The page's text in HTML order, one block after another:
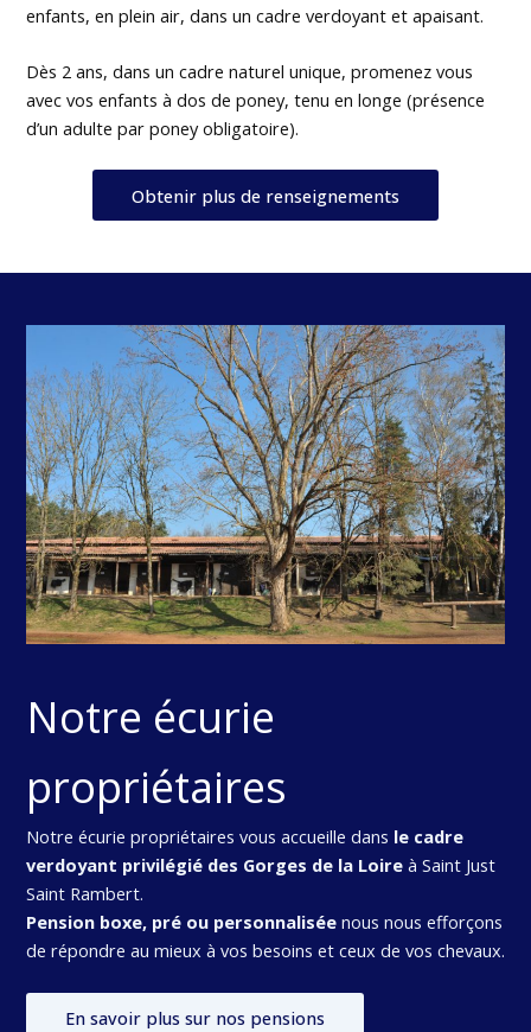
enfants, en plein air, dans un cadre verdoyant et apaisant.
Dès 2 ans, dans un cadre naturel unique, promenez vous
avec vos enfants à dos de poney, tenu en longe (présence
d’un adulte par poney obligatoire).
Obtenir plus de renseignements
Notre écurie
propriétaires
Notre écurie propriétaires vous accueille dans le cadre
verdoyant privilégié des Gorges de la Loireà Saint Just
Saint Rambert.
Pension boxe, pré ou personnaliséenous nous efforçons
de répondre au mieux à vos besoins et ceux de vos chevaux.
En savoir plus sur nos pensions